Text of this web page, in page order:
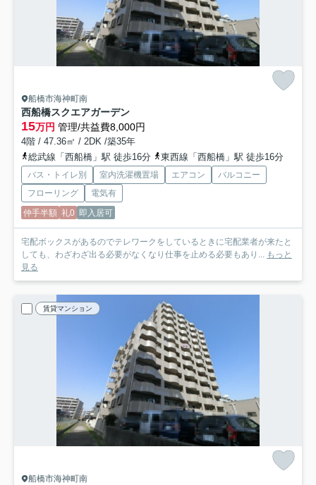
船橋市海神町南
西船橋スクエアガーデン
15万円 管理/共益費8,000円
4階 / 47.36㎡ / 2DK /築35年
総武線「西船橋」駅 徒歩16分
東西線「西船橋」駅 徒歩16分
バス・トイレ別 室内洗濯機置場 エアコン
バルコニー
フローリング
電気有
仲手半額 礼0 即入居可
宅配ボックスがあるのでテレワークをしているときに宅配業者が来たと
しても、わざわざ出る必要がなくなり仕事を止める必要もあり...
もっと
見る
賃貸マンション
船橋市海神町南